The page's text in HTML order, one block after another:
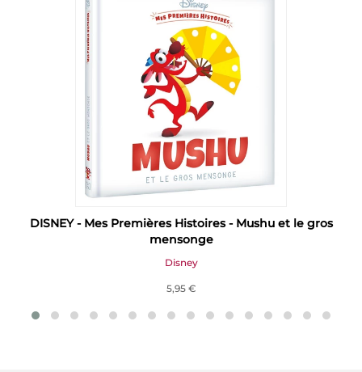
DISNEY - Mes Premières Histoires - Mushu et le gros
mensonge
Disney
5,95 €